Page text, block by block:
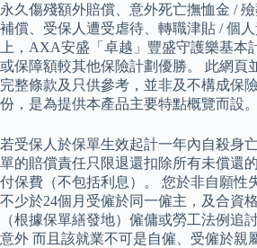
永久傷殘額外賠償、意外死亡撫恤金 /
補償、受保人遭受虐待、轉職津貼 / 個
上，AXA安盛「卓越」豐盛守護樂基本
或保障額較其他保險計劃優勝。 此網頁
完整條款及只供參考，並非及不構成保
份，是為提供本產品主要特點概覽而設。
若受保人於保單生效起計一年內自殺身
單的賠償責任只限退還扣除所有未償還
付保費（不包括利息）。 您於非自願性
不少於24個月受僱於同一僱主，及合資
（根據保單繕發地）僱傭或勞工法例追
意外 而且該就業不可是自僱、受僱於親